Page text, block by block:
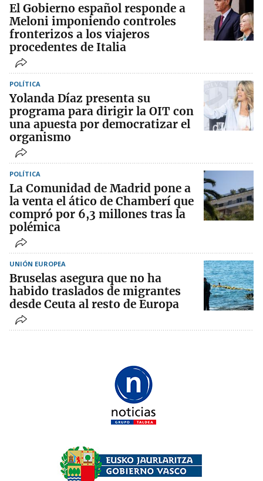
El Gobierno español responde a
Meloni imponiendo controles
fronterizos a los viajeros
procedentes de Italia
POLÍTICA
Yolanda Díaz presenta su
programa para dirigir la OIT con
una apuesta por democratizar el
organismo
POLÍTICA
La Comunidad de Madrid pone a
la venta el ático de Chamberí que
compró por 6,3 millones tras la
polémica
UNIÓN EUROPEA
Bruselas asegura que no ha
habido traslados de migrantes
desde Ceuta al resto de Europa